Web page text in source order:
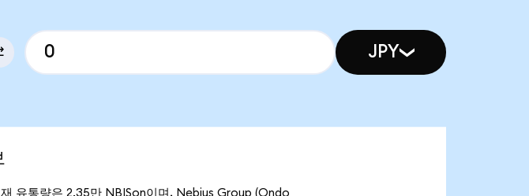
JPY
유통량은 2.35만 NBISon이며, Nebius Group (Ondo